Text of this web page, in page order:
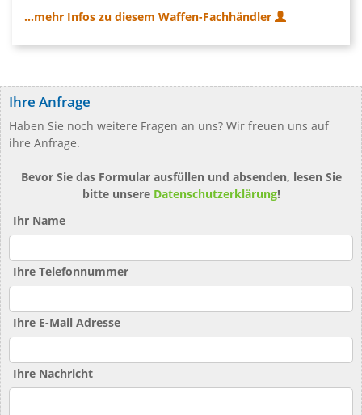
...mehr Infos zu diesem Waffen-Fachhändler
Ihre Anfrage
Haben Sie noch weitere Fragen an uns? Wir freuen uns auf
ihre Anfrage.
Bevor Sie das Formular ausfüllen und absenden, lesen Sie
bitte unsere Datenschutzerklärung!
Ihr Name
Ihre Telefonnummer
Ihre E-Mail Adresse
Ihre Nachricht